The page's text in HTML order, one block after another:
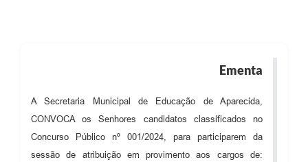
Galeria de Vídeos
Ementa
A Secretaria Municipal de Educação de Aparecida,
CONVOCA os Senhores candidatos classificados no
Concurso Público nº 001/2024, para participarem da
sessão de atribuição em provimento aos cargos de: